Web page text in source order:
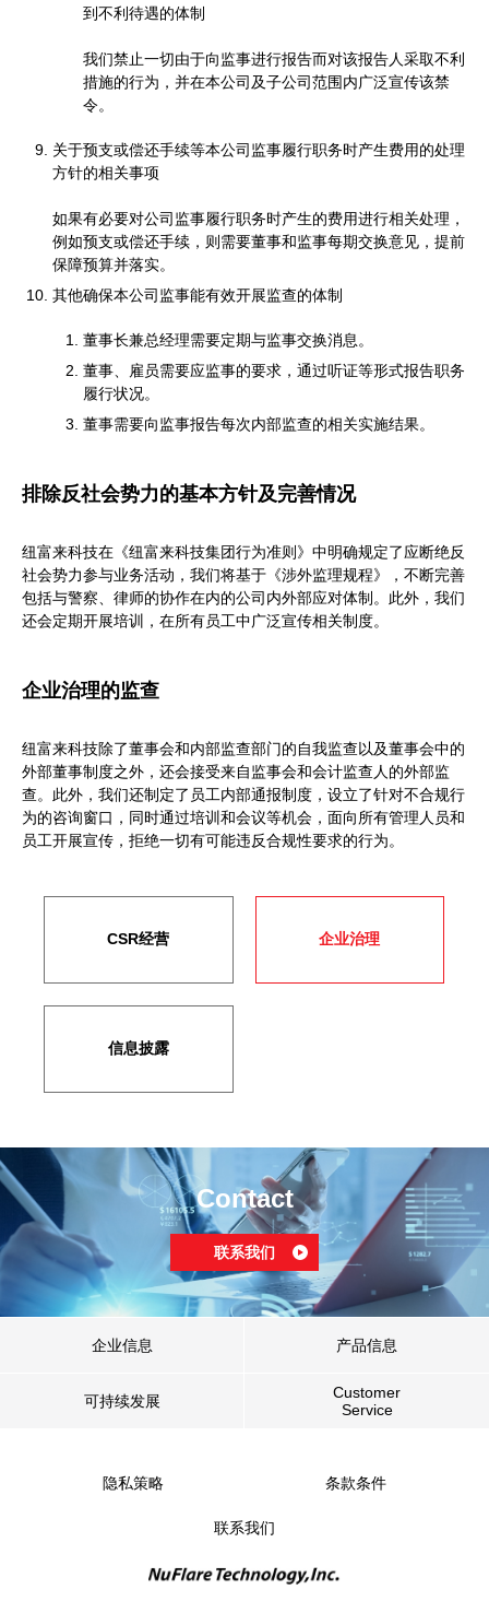
到不利待遇的体制
我们禁止一切由于向监事进行报告而对该报告人采取不利
措施的行为，并在本公司及子公司范围内广泛宣传该禁
令。
关于预支或偿还手续等本公司监事履行职务时产生费用的处理
方针的相关事项
如果有必要对公司监事履行职务时产生的费用进行相关处理，
例如预支或偿还手续，则需要董事和监事每期交换意见，提前
保障预算并落实。
其他确保本公司监事能有效开展监查的体制
董事长兼总经理需要定期与监事交换消息。
董事、雇员需要应监事的要求，通过听证等形式报告职务
履行状况。
董事需要向监事报告每次内部监查的相关实施结果。
排除反社会势力的基本方针及完善情况
纽富来科技在《纽富来科技集团行为准则》中明确规定了应断绝反
社会势力参与业务活动，我们将基于《涉外监理规程》，不断完善
包括与警察、律师的协作在内的公司内外部应对体制。此外，我们
还会定期开展培训，在所有员工中广泛宣传相关制度。
企业治理的监查
纽富来科技除了董事会和内部监查部门的自我监查以及董事会中的
外部董事制度之外，还会接受来自监事会和会计监查人的外部监
查。此外，我们还制定了员工内部通报制度，设立了针对不合规行
为的咨询窗口，同时通过培训和会议等机会，面向所有管理人员和
员工开展宣传，拒绝一切有可能违反合规性要求的行为。
CSR经营 企业治理
信息披露
Contact
联系我们
企业信息 产品信息
可持续发展
Customer
Service
隐私策略 条款条件
联系我们